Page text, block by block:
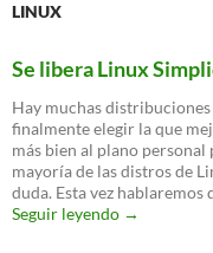
LINUX
Se libera Linux
Hay muchas
finalmente elegir la que
más bien al plano
mayoría de las distros de
duda. Esta vez
Seguir leyendo Se
→